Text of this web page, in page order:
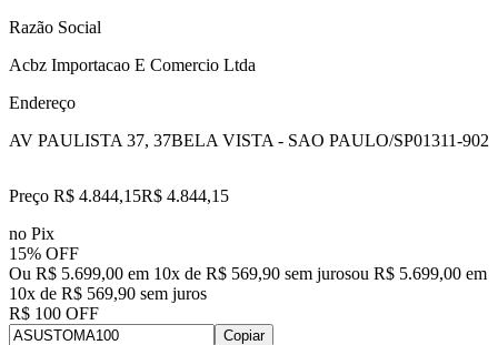
Razão Social
Acbz Importacao E Comercio Ltda
Endereço
AV PAULISTA 37, 37BELA VISTA - SAO PAULO/SP01311-902
Preço R$ 4.844,15R$ 4.844,15
no Pix
15% OFF
Ou R$ 5.699,00 em 10x de R$ 569,90 sem jurosou R$ 5.699,00 em
10x de R$ 569,90 sem juros
R$ 100 OFF
Copiar